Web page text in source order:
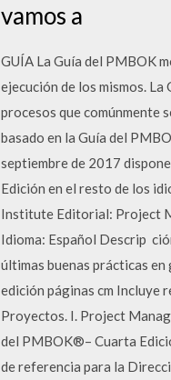
vamos a
GUÍA La Guía del PMBOK
ejecución de los mismos.
procesos que comúnmente
basado en la Guía del
septiembre de 2017
Edición en el resto de los
Institute Editorial: Project
Idioma: Español Descrip
últimas buenas prácticas
edición páginas cm Incluye
Proyectos. I. Project
del PMBOK®– Cuarta
de referencia para la